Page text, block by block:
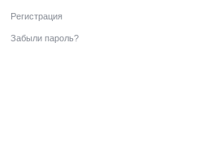
Регистрация
Забыли пароль?